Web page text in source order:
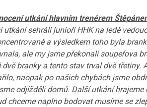
utkání hlavním trenérem
utkání sehráli junioři HHK na ledě
a výsledkem toho byla
ale my jsme překonali soupeřova
dvě branky a tento stav trval dvě třetiny.
naopak po našich chybách jsme
odjížděli domů. Další utkání
chceme naplno bodovat musíme se